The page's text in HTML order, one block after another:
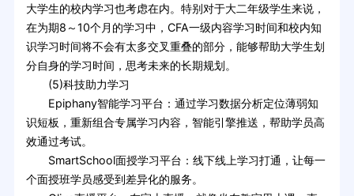
大学生的校内学习也考虑在内。特别对于大二年级学生来说，
在为期8～10个月的学习中，CFA一级内容学习时间和校内知
识学习时间将不会有太多交叉重叠的部分，能够帮助大学生划
分自身的学习时间，思考未来的长期规划。
(5)科技助力学习
Epiphany智能学习平台：通过学习数据分析定位薄弱知
识短板，重新组合专属学习内容，智能引擎推送，帮助学员高
效通过考试。
SmartSchool面授学习平台：线下线上学习打通，让每一
个面授班学员感受到差异化的服务。